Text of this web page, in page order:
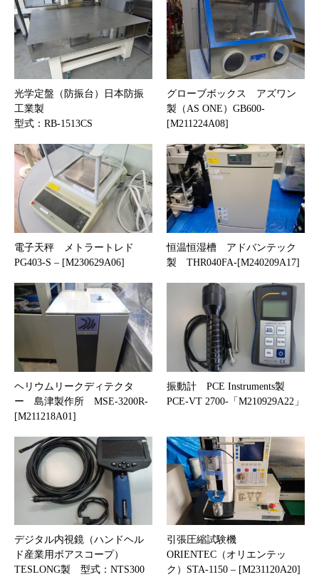
光学定盤（防振台）日本防振
工業製
型式：RB-1513CS
グローブボックス アズワン
製（AS ONE）GB600-
[M211224A08]
電子天秤 メトラートレド
PG403-S – [M230629A06]
恒温恒湿槽 アドバンテック
製 THR040FA-[M240209A17]
ヘリウムリークディテクタ
ー 島津製作所 MSE-3200R-
[M211218A01]
振動計 PCE Instruments製
PCE-VT 2700-「M210929A22」
デジタル内視鏡（ハンドヘル
ド産業用ボアスコープ）
TESLONG製 型式：NTS300
引張圧縮試験機
ORIENTEC（オリエンテッ
ク）STA-1150 – [M231120A20]